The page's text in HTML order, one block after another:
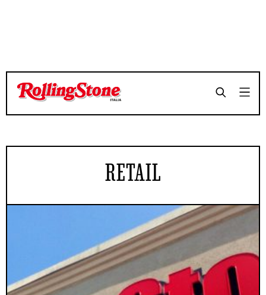
RETAIL